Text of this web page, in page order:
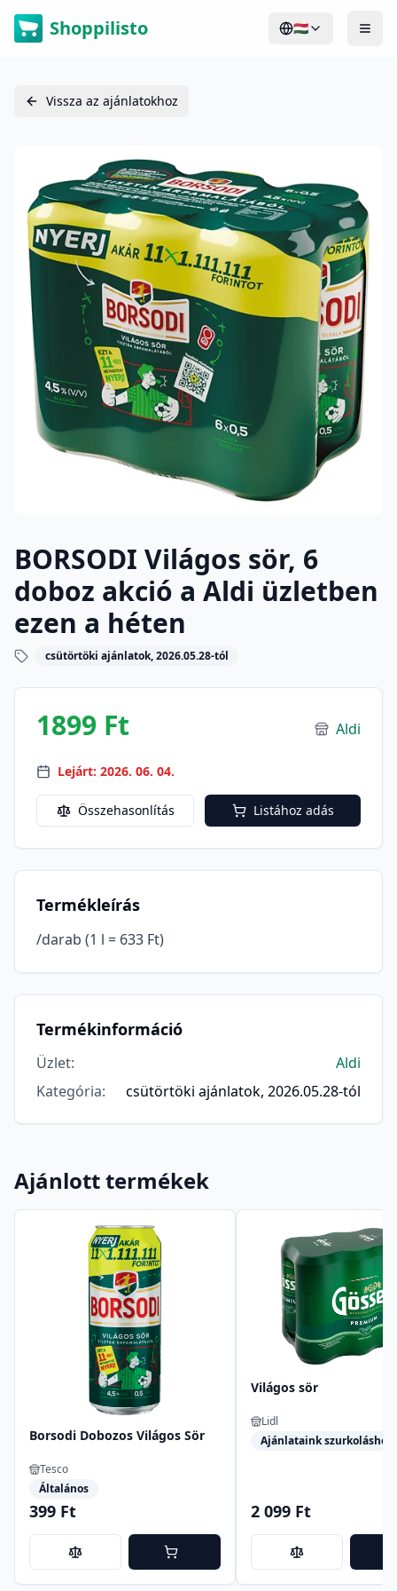
Shoppilisto 🇭🇺
Vissza az ajánlatokhoz
BORSODI Világos sör, 6
doboz akció a Aldi üzletben
ezen a héten
csütörtöki ajánlatok, 2026.05.28-tól
1899 Ft Aldi
Lejárt: 2026. 06. 04.
Összehasonlítás Listához adás
Termékleírás
/darab (1 l = 633 Ft)
Termékinformáció
Üzlet:
Aldi
Kategória: csütörtöki ajánlatok, 2026.05.28-tól
Ajánlott termékek
Borsodi Dobozos Világos Sör
Tesco
Általános
399 Ft
Világos sör
Lidl
Ajánlataink szurkoláshoz
2 099 Ft